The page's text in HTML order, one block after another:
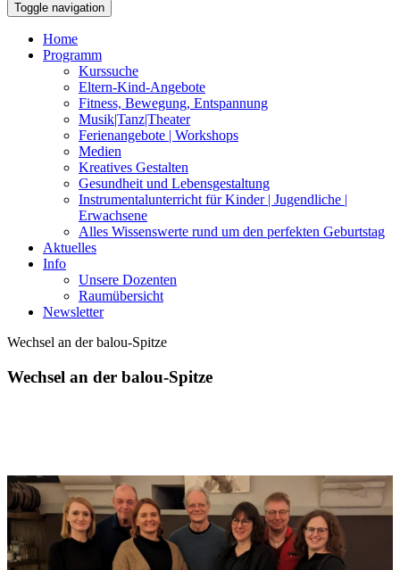
Toggle navigation
Home
Programm
Kurssuche
Eltern-Kind-Angebote
Fitness, Bewegung, Entspannung
Musik|Tanz|Theater
Ferienangebote | Workshops
Medien
Kreatives Gestalten
Gesundheit und Lebensgestaltung
Instrumentalunterricht für Kinder | Jugendliche |
Erwachsene
Alles Wissenswerte rund um den perfekten Geburtstag
Aktuelles
Info
Unsere Dozenten
Raumübersicht
Newsletter
Wechsel an der balou-Spitze
Wechsel an der balou-Spitze